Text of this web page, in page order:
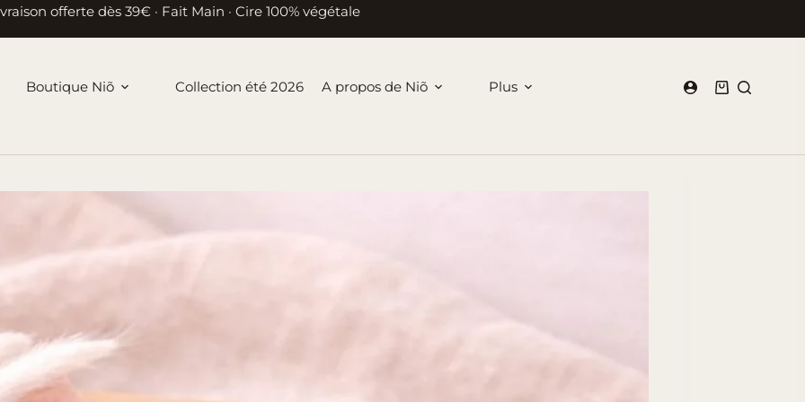
offerte dès 39€ · Fait Main · Cire 100% végétale
Boutique Niõ Collection été 2026 A propos de Niõ Plus
Panier